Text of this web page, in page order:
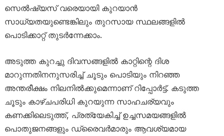
സെൽഷ്യസ് വരെയായി കുറയാൻ
സാധ്യതയുണ്ടെങ്കിലും തുറസായ സ്ഥലങ്ങളിൽ
പൊടിക്കാറ്റ് തുടർന്നേക്കാം.
അടുത്ത കുറച്ചു ദിവസങ്ങളിൽ കാറ്റിന്റെ ദിശ
മാറുന്നതിനനുസരിച്ച് ചൂടും പൊടിയും നിറഞ്ഞ
അന്തരീക്ഷം നിലനിൽക്കുമെന്നാണ് റിപ്പോർട്ട്. കടുത്ത
ചൂടും കാഴ്ചപരിധി കുറയുന്ന സാഹചര്യവും
കണക്കിലെടുത്ത്, പ്രത്യേകിച്ച് ഉച്ചസമയങ്ങളിൽ
പൊതുജനങ്ങളും ഡ്രൈവർമാരും ആവശ്യമായ